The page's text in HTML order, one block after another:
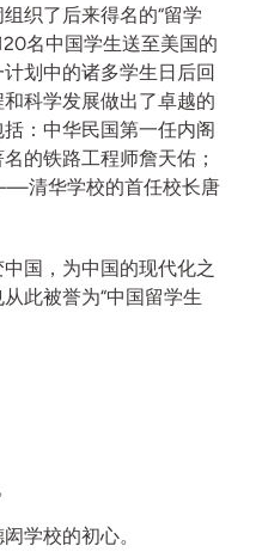
织了后来得名的“留学
名中国学生送至美国的
划中的诸多学生日后回
科学发展做出了卓越的
：中华民国第一任内阁
的铁路工程师詹天佑；
清华学校的首任校长唐
国，为中国的现代化之
此被誉为“中国留学生
学校的初心。